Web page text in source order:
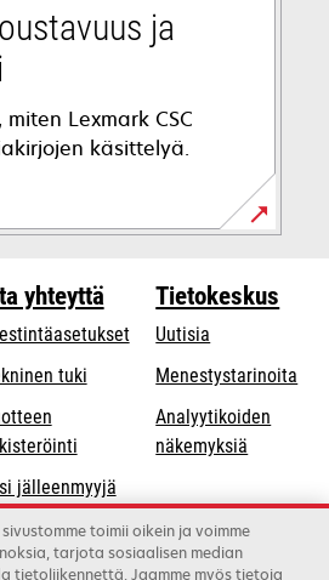
ja
Lexmark CSC
käsittelyä.
yhteyttä
tukiopens
tab
jälleenmyyjä
Tietokeskus
Uutisia
Menestystarinoita
Analyytikoiden
näkemyksiä
toimii oikein ja voimme
tarjota sosiaalisen median
tietoliikennettä. Jaamme myös tietoja